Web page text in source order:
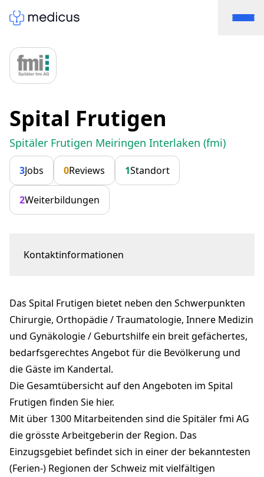
Spital Frutigen
Spitäler Frutigen Meiringen Interlaken (fmi)
3Jobs 0Reviews 1Standort
2Weiterbildungen
Kontaktinformationen
info@spitalfmi.ch
spitalfmi.ch
Das Spital Frutigen bietet neben den Schwerpunkten
Chirurgie, Orthopädie / Traumatologie, Innere Medizin
und Gynäkologie / Geburtshilfe ein breit gefächertes,
bedarfsgerechtes Angebot für die Bevölkerung und
die Gäste im Kandertal.
Die Gesamtübersicht auf den Angeboten im Spital
Frutigen finden Sie hier.
Mit über 1300 Mitarbeitenden sind die Spitäler fmi AG
die grösste Arbeitgeberin der Region. Das
Einzugsgebiet befindet sich in einer der bekanntesten
(Ferien-) Regionen der Schweiz mit vielfältigen